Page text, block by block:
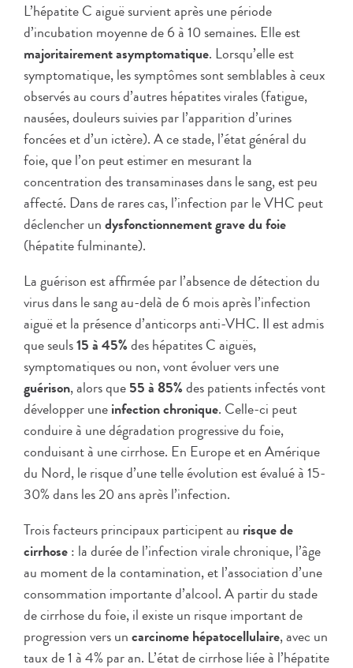
L’hépatite C aiguë survient après une période
d’incubation moyenne de 6 à 10 semaines. Elle est
majoritairement asymptomatique. Lorsqu’elle est
symptomatique, les symptômes sont semblables à ceux
observés au cours d’autres hépatites virales (fatigue,
nausées, douleurs suivies par l’apparition d’urines
foncées et d’un ictère). A ce stade, l’état général du
foie, que l’on peut estimer en mesurant la
concentration des transaminases dans le sang, est peu
affecté. Dans de rares cas, l’infection par le VHC peut
déclencher undysfonctionnement grave du foie
(hépatite fulminante).
La guérison est affirmée par l’absence de détection du
virus dans le sang au-delà de 6 mois après l’infection
aiguë et la présence d’anticorps anti-VHC. Il est admis
que seuls15 à 45%des hépatites C aiguës,
symptomatiques ou non, vont évoluer vers une
guérison, alors que55 à 85%des patients infectés vont
développer uneinfection chronique. Celle-ci peut
conduire à une dégradation progressive du foie,
conduisant à une cirrhose. En Europe et en Amérique
du Nord, le risque d’une telle évolution est évalué à 15-
30% dans les 20 ans après l’infection.
Trois facteurs principaux participent au risque de
cirrhose: la durée de l’infection virale chronique, l’âge
au moment de la contamination, et l’association d’une
consommation importante d’alcool. A partir du stade
de cirrhose du foie, il existe un risque important de
progression vers uncarcinome hépatocellulaire, avec un
taux de 1 à 4% par an. L’état de cirrhose liée à l’hépatite